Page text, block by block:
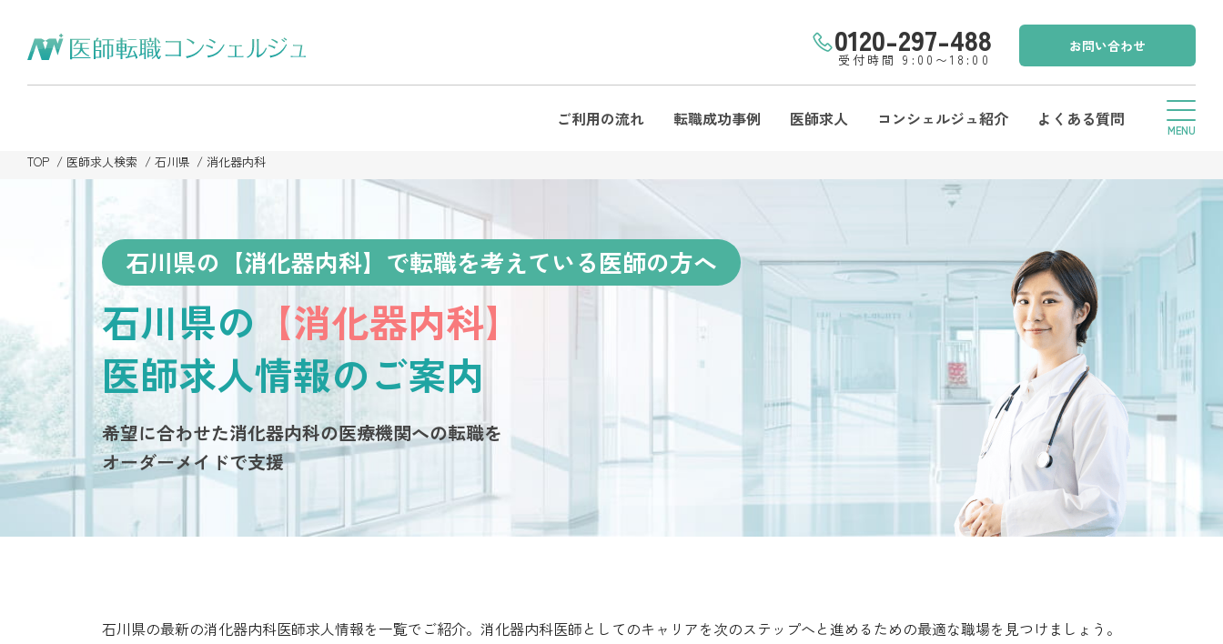
0120-297-488
受付時間 9:00〜18:00
お問い合わせ
ご利用の流れ 転職成功事例 医師求人 コンシェルジュ紹介 よくある質問
TOP 医師求人検索 石川県 消化器内科
石川県の【消化器内科】で転職を考えている医師の方へ
石川県の 【消化器内科】
医師求人情報のご案内
希望に合わせた消化器内科の医療機関への転職を
オーダーメイドで支援
石川県の最新の消化器内科医師求人情報を一覧でご紹介。消化器内科医師としてのキャリアを次のステップへと進めるための最適な職場を見つけましょう。